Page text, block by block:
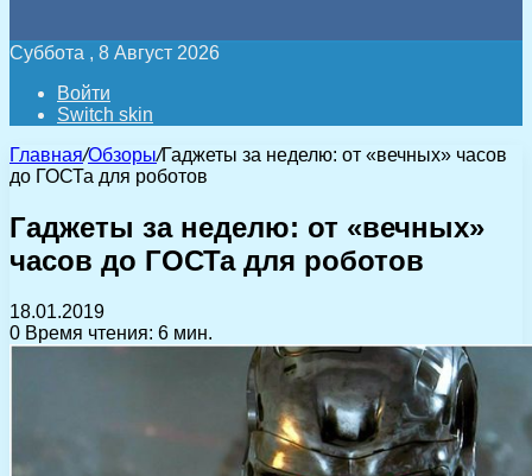
Суббота , 8 Август 2026
Войти
Switch skin
Главная/Обзоры/Гаджеты за неделю: от «вечных» часов
до ГОСТа для роботов
Гаджеты за неделю: от «вечных»
часов до ГОСТа для роботов
18.01.2019
0 Время чтения: 6 мин.